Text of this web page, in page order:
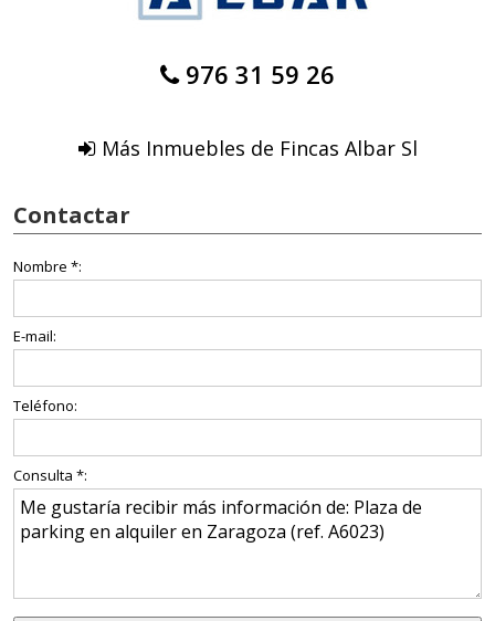
976 31 59 26
Más Inmuebles de Fincas Albar Sl
Contactar
Nombre *:
E-mail:
Teléfono:
Consulta *: